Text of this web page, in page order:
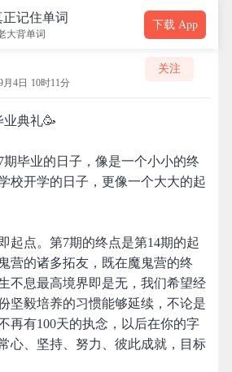
记住单词
大背单词
下载 App
月4日 10时11分
关注
业典礼🥳
期毕业的日子，像是一个小小的终
校开学的日子，更像一个大大的起
起点。第7期的终点是第14期的起
营的诸多拓友，既在魔鬼营的终
不息最高境界即是无，我们希望经
坚毅培养的习惯能够延续，不论是
再有100天的执念，以后在你的字
心、坚持、努力、彼此成就，目标